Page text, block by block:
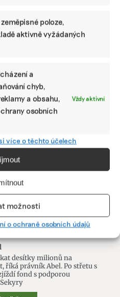
poloze,
aktivně vyžádaných
a
chyb,
a obsahu,
osobních
Vždy aktivní
více o těchto účelech
možnosti
o ochraně osobních údajů
politici
elektromobilitě
desítky milionů na
říká právník Abel. Po střetu s
fond s podporou